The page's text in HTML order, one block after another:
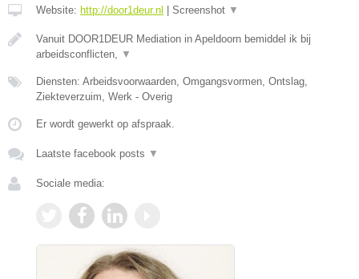
Website: http://door1deur.nl Screenshot ▼
Vanuit DOOR1DEUR Mediation in Apeldoorn bemiddel ik bij
arbeidsconflicten,
▼
Diensten: Arbeidsvoorwaarden, Omgangsvormen, Ontslag,
Ziekteverzuim, Werk - Overig
Er wordt gewerkt op afspraak.
Laatste facebook posts ▼
Sociale media: